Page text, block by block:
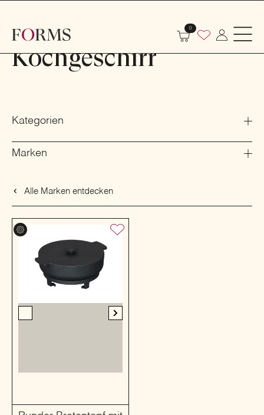
0
Kochgeschirr
Kategorien
Marken
Alle Marken entdecken